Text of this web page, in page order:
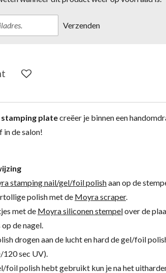
Verzenden
platecreëer je binnen een
in de salon!
stamping nail/gel/foil polishaan op de
polish met de Moyra scraper.
met de Moyra siliconen stempelover de
de nagel.
drogen aan de lucht en hard de gel/foil
sec UV).
foil polish hebt gebruikt kun je na het